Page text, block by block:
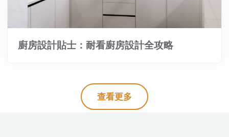
廚房設計貼士：耐看廚房設計全攻略
查看更多